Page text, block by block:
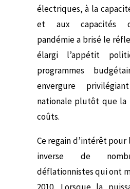
électriques, à la
et aux capacités
pandémie a brisé le
élargi l’appétit
programmes
envergure
nationale plutôt que la
coûts.
Ce regain d’intérêt pour
inverse de
déflationnistes qui ont